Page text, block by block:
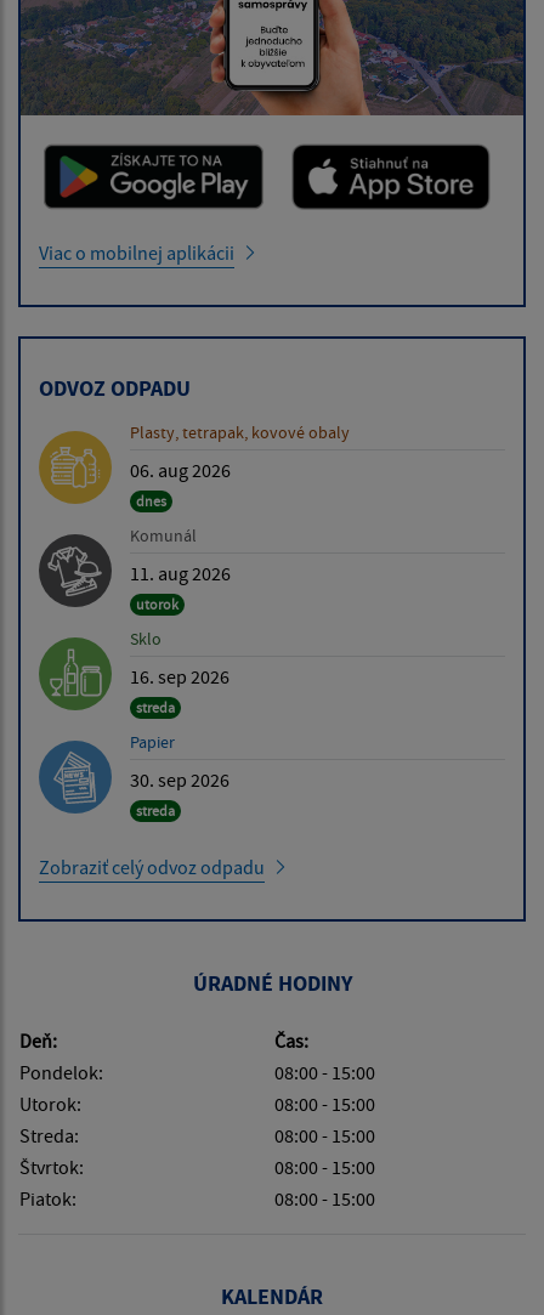
Viac o mobilnej aplikácii
ODVOZ ODPADU
Plasty, tetrapak, kovové obaly
06. aug 2026
dnes
Komunál
11. aug 2026
utorok
Sklo
16. sep 2026
streda
Papier
30. sep 2026
streda
Zobraziť celý odvoz odpadu
ÚRADNÉ HODINY
Deň:
Čas:
Pondelok:
08:00 - 15:00
Utorok:
08:00 - 15:00
Streda:
08:00 - 15:00
Štvrtok:
08:00 - 15:00
Piatok:
08:00 - 15:00
KALENDÁR